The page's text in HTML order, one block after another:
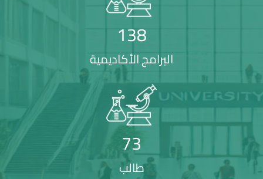
138
البرامج الأكاديمية
73
طالب